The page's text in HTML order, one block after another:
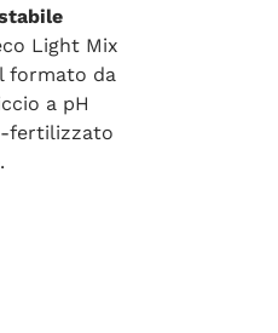
Light Mix
formato da
a pH
fertilizzato